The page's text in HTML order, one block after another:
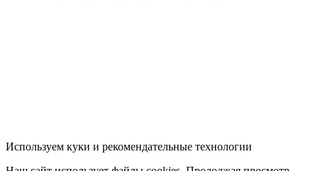
Используем куки и рекомендательные технологии